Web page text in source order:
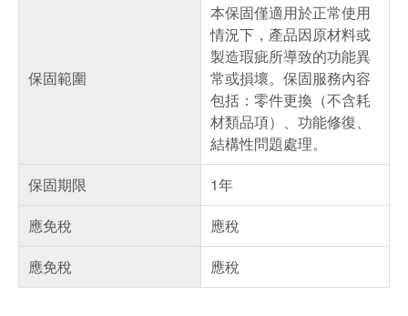
保固範圍
本保固僅適用於正常使用
情況下，產品因原材料或
製造瑕疵所導致的功能異
常或損壞。保固服務內容
包括：零件更換（不含耗
材類品項）、功能修復、
結構性問題處理。
保固期限
1年
應免稅
應稅
應免稅
應稅